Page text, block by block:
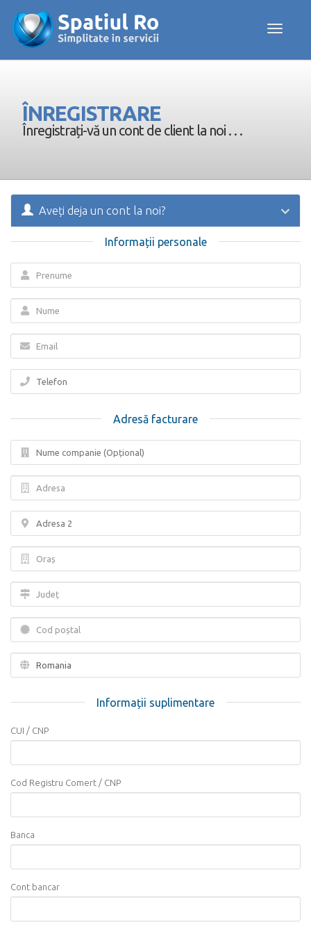
Toggle
ÎNREGISTRARE
Înregistrați-vă un cont de client la noi . . .
Aveți deja un cont la noi?
Informații personale
Adresă facturare
Informații suplimentare
CUI / CNP
Cod Registru Comert / CNP
Banca
Cont bancar